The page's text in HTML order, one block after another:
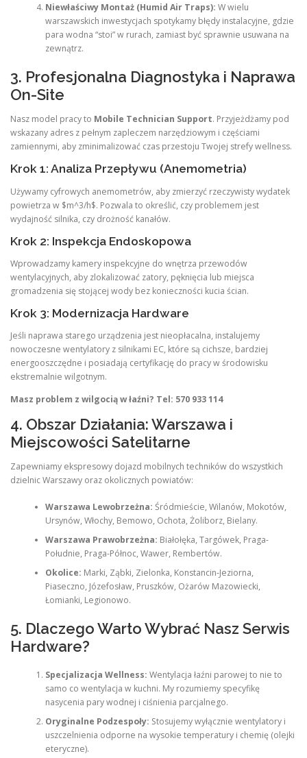
Niewłaściwy Montaż (Humid Air Traps): W wielu
warszawskich inwestycjach spotykamy błędy instalacyjne, gdzie
para wodna “stoi” w rurach, zamiast być sprawnie usuwana na
zewnątrz.
3. Profesjonalna Diagnostyka i Naprawa
On-Site
Nasz model pracy to Mobile Technician Support. Przyjeżdżamy pod
wskazany adres z pełnym zapleczem narzędziowym i częściami
zamiennymi, aby zminimalizować czas przestoju Twojej strefy wellness.
Krok 1: Analiza Przepływu (Anemometria)
Używamy cyfrowych anemometrów, aby zmierzyć rzeczywisty wydatek
powietrza w $m^3/h$. Pozwala to określić, czy problemem jest
wydajność silnika, czy drożność kanałów.
Krok 2: Inspekcja Endoskopowa
Wprowadzamy kamery inspekcyjne do wnętrza przewodów
wentylacyjnych, aby zlokalizować zatory, pęknięcia lub miejsca
gromadzenia się stojącej wody bez konieczności kucia ścian.
Krok 3: Modernizacja Hardware
Jeśli naprawa starego urządzenia jest nieopłacalna, instalujemy
nowoczesne wentylatory z silnikami EC, które są cichsze, bardziej
energooszczędne i posiadają certyfikację do pracy w środowisku
ekstremalnie wilgotnym.
Masz problem z wilgocią w łaźni? Tel: 570 933 114
4. Obszar Działania: Warszawa i
Miejscowości Satelitarne
Zapewniamy ekspresowy dojazd mobilnych techników do wszystkich
dzielnic Warszawy oraz okolicznych powiatów:
Warszawa Lewobrzeżna: Śródmieście, Wilanów, Mokotów,
Ursynów, Włochy, Bemowo, Ochota, Żoliborz, Bielany.
Warszawa Prawobrzeżna: Białołęka, Targówek, Praga-
Południe, Praga-Północ, Wawer, Rembertów.
Okolice: Marki, Ząbki, Zielonka, Konstancin-Jeziorna,
Piaseczno, Józefosław, Pruszków, Ożarów Mazowiecki,
Łomianki, Legionowo.
5. Dlaczego Warto Wybrać Nasz Serwis
Hardware?
Specjalizacja Wellness: Wentylacja łaźni parowej to nie to
samo co wentylacja w kuchni. My rozumiemy specyfikę
nasycenia pary wodnej i ciśnienia parcjalnego.
Oryginalne Podzespoły: Stosujemy wyłącznie wentylatory i
uszczelnienia odporne na wysokie temperatury i chemię (olejki
eteryczne).